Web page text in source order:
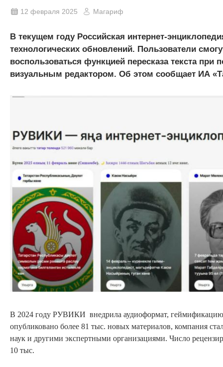
12 февраля 2025 Магариф
В текущем году Российская интернет-
технологических обновлений. Пользователи
воспользоваться функцией пересказа текста
визуальным редактором. Об этом сообщает ИА
В 2024 году РУВИКИ внедрила аудиоформат, геймификацию
опубликовано более 81 тыс. новых материалов, компания
наук и другими экспертными организациями. Число
10 тыс.